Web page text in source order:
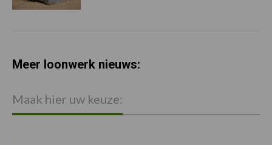
Meer loonwerk nieuws:
Maak hier uw keuze: